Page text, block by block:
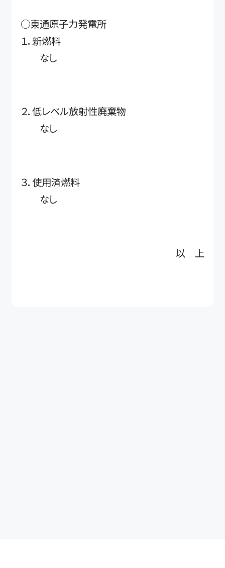
○東通原子力発電所
１．新燃料
なし
２．低レベル放射性廃棄物
なし
３．使用済燃料
なし
以 上